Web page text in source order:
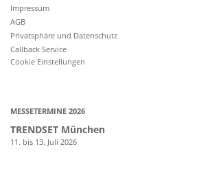
Impressum
AGB
Privatsphäre und Datenschutz
Callback Service
Cookie Einstellungen
MESSETERMINE 2026
TRENDSET München
11. bis 13. Juli 2026